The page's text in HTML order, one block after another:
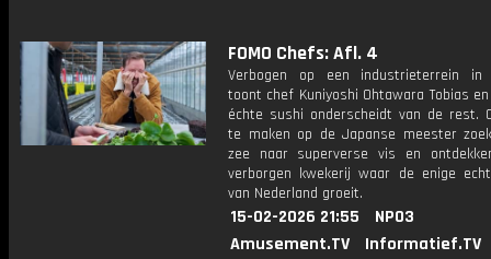
FOMO Chefs: Afl. 4
Verbogen op een industrieterrein in
toont chef Kuniyoshi Ohtawara Tobias
échte sushi onderscheidt van de rest.
te maken op de Japanse meester
zee naar superverse vis en
verborgen kwekerij waar de enige
van Nederland groeit.
15-02-2026 21:55
NPO3
Amusement.TV
Informatief.TV